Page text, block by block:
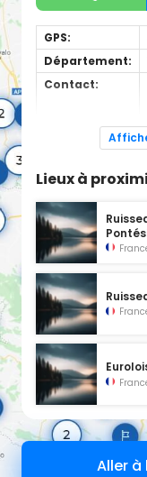
GPS:
Département:
Contact:
Espèces de
sélectionné, d'une
Lieux à
Aller à